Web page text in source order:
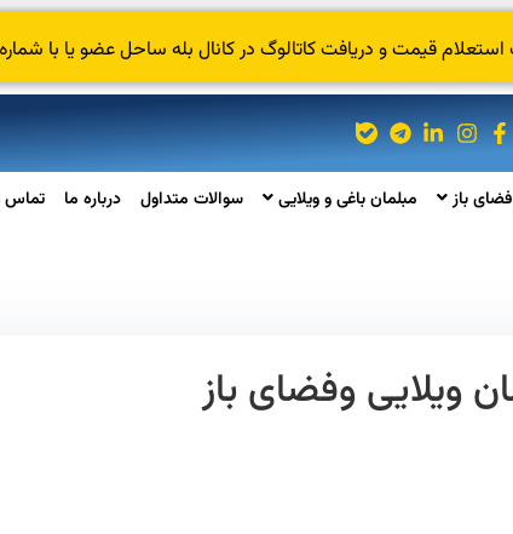
قیمت و دریافت کاتالوگ در کانال بله ساحل عضو یا با
باز مبلمان باغی و ویلایی سوالات متداول درباره ما تماس
ویلایی وفضای باز